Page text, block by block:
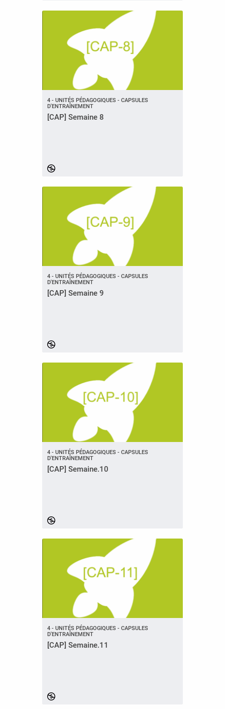
4 - UNITÉS PÉDAGOGIQUES - CAPSULES
D'ENTRAÎNEMENT
[CAP] Semaine 8
4 - UNITÉS PÉDAGOGIQUES - CAPSULES
D'ENTRAÎNEMENT
[CAP] Semaine 9
4 - UNITÉS PÉDAGOGIQUES - CAPSULES
D'ENTRAÎNEMENT
[CAP] Semaine.10
4 - UNITÉS PÉDAGOGIQUES - CAPSULES
D'ENTRAÎNEMENT
[CAP] Semaine.11